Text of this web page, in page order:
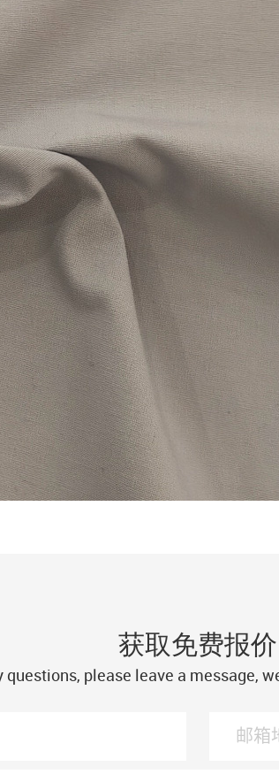
获取免费报价
questions, please leave a message,